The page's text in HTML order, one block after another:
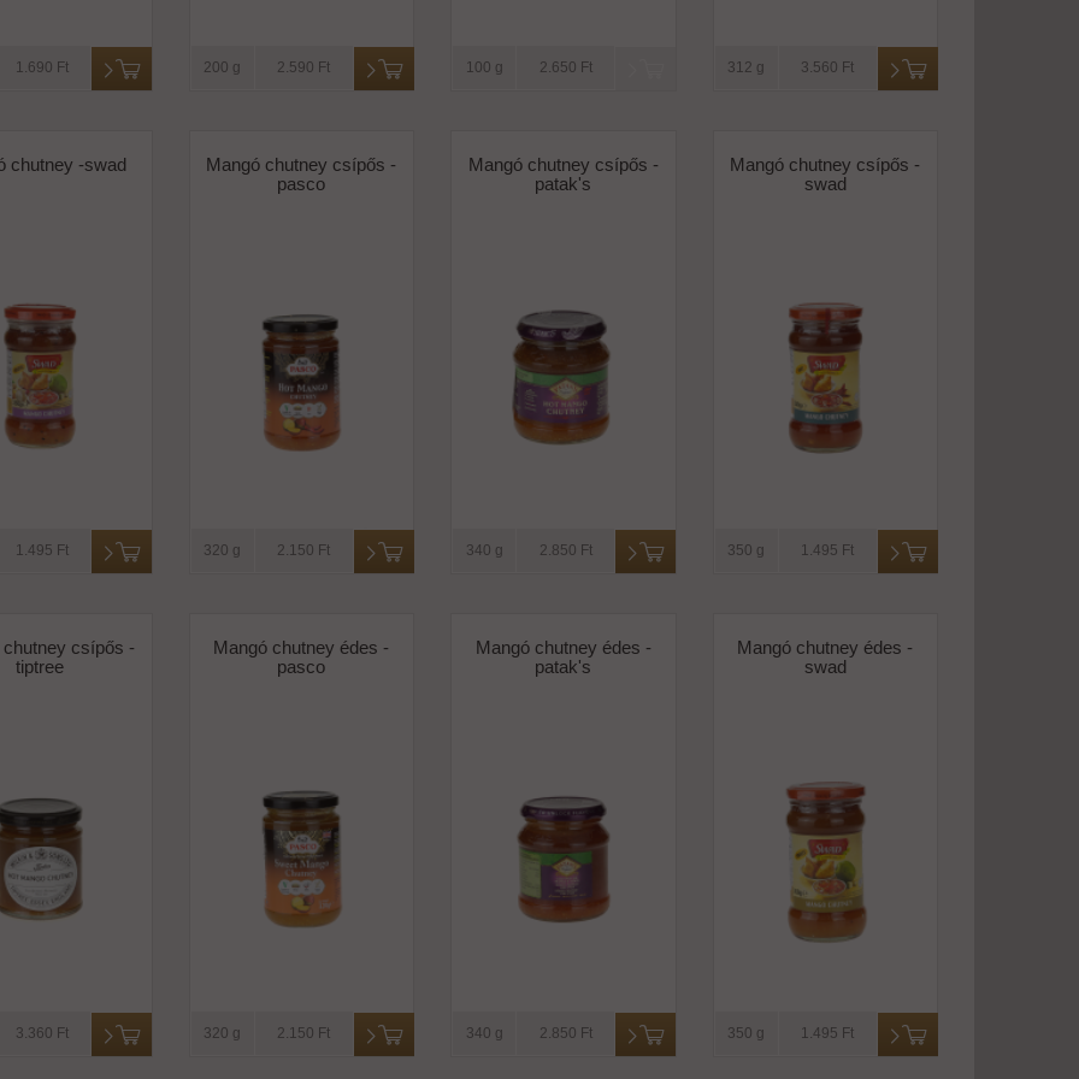
1.690 Ft 200 g 2.590 Ft 100 g 2.650 Ft 312 g 3.560 Ft
chutney -swad
1.495 Ft
Mangó chutney csípős -
pasco
320 g 2.150 Ft
Mangó chutney csípős -
patak's
340 g 2.850 Ft
Mangó chutney csípős -
swad
350 g 1.495 Ft
chutney csípős -
tiptree
3.360 Ft
Mangó chutney édes -
pasco
320 g 2.150 Ft
Mangó chutney édes -
patak's
340 g 2.850 Ft
Mangó chutney édes -
swad
350 g 1.495 Ft